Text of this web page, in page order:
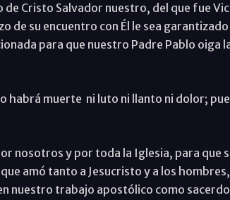
Cristo Salvador nuestro, del que fue
de su encuentro con Él le sea
para que nuestro Padre Pablo oiga
habrá muerte ni luto ni llanto ni dolor;
nosotros y por toda la Iglesia, para que
amó tanto a Jesucristo y a los
nuestro trabajo apostólico como